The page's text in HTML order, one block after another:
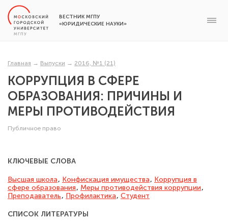
ВЕСТНИК МГПУ
«ЮРИДИЧЕСКИЕ НАУКИ»
Главная → Выпуски → 2016, №1 (21)
КОРРУПЦИЯ В СФЕРЕ
ОБРАЗОВАНИЯ: ПРИЧИНЫ И
МЕРЫ ПРОТИВОДЕЙСТВИЯ
Публичное право
КЛЮЧЕВЫЕ СЛОВА
Высшая школа, Конфискация имущества, Коррупция в
сфере образования, Меры противодействия коррупции,
Преподаватель, Профилактика, Студент
СПИСОК ЛИТЕРАТУРЫ